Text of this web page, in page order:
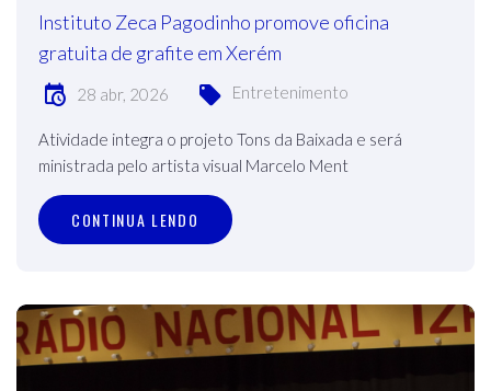
Instituto Zeca Pagodinho promove oficina
gratuita de grafite em Xerém
28 abr, 2026 Entretenimento
Atividade integra o projeto Tons da Baixada e será
ministrada pelo artista visual Marcelo Ment
CONTINUA LENDO